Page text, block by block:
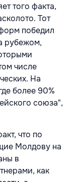
того факта,
Тот
победил
рубежом,
числе
На
более 90%
союза",
что по
Молдову на
в
как